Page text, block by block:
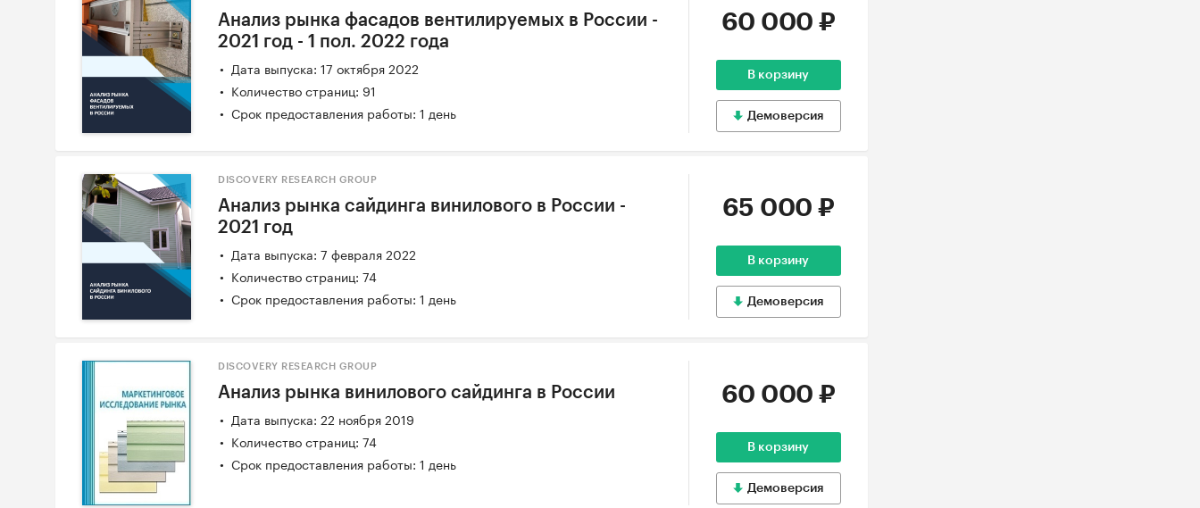
Анализ рынка фасадов вентилируемых в России -
2021 год - 1 пол. 2022 года
Дата выпуска: 17 октября 2022
Количество страниц: 91
Срок предоставления работы: 1 день
60 000 ₽
В корзину
Демоверсия
DISCOVERY RESEARCH GROUP
Анализ рынка сайдинга винилового в России -
2021 год
Дата выпуска: 7 февраля 2022
Количество страниц: 74
Срок предоставления работы: 1 день
65 000 ₽
В корзину
Демоверсия
DISCOVERY RESEARCH GROUP
Анализ рынка винилового сайдинга в России
Дата выпуска: 22 ноября 2019
Количество страниц: 74
Срок предоставления работы: 1 день
60 000 ₽
В корзину
Демоверсия